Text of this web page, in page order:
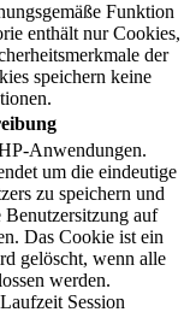
Funktion
enthält nur Cookies,
der
speichern keine
Anwendungen.
um die eindeutige
zu speichern und
auf
Das Cookie ist ein
gelöscht, wenn alle
werden.
Laufzeit Session